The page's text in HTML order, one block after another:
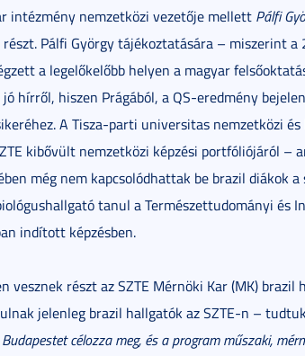
intézmény nemzetközi vezetője mellett Pálfi
Pálfi György tájékoztatására – miszerint a
a legelőkelőbb helyen a magyar
hírről, hiszen Prágából, a QS-eredmény
A Tisza-parti universitas nemzetközi és
kibővült nemzetközi képzési portfóliójáról –
még nem kapcsolódhattak be brazil diákok a
tanul a Természettudományi és
indított képzésben.
vesznek részt az SZTE Mérnöki Kar (MK) brazil
jelenleg brazil hallgatók az SZTE-n –
célozza meg, és a program műszaki,